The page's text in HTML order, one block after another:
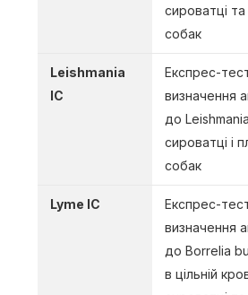
сироватці та
собак
Leishmania
IC
Експрес-
визначення
до Leishmania
сироватці і
собак
Lyme IC
Експрес-
визначення
до Borrelia
в цільній